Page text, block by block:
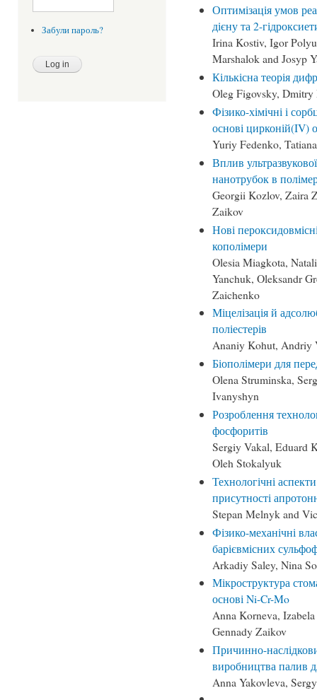
Забули пароль?
Оптимізація умов
дієну та 2-
Irina Kostiv, Igor
Marshalok and Josyp
Кількісна теорія
Oleg Figovsky,
Фізико-хімічні і
основі цирконій(IV)
Yuriy Fedenko,
Вплив
нанотрубок в
Georgii Kozlov, Zaira
Zaikov
Нові
кополімери
Olesia Miagkota,
Yanchuk, Oleksandr
Zaichenko
Міцелізація й
поліестерів
Ananiy Kohut, Andriy
Біополімери для
Olena Struminska,
Ivanyshyn
Розроблення
фосфоритів
Sergiy Vakal, Eduard
Oleh Stokalyuk
Технологічні
присутності
Stepan Melnyk and
Фізико-механічні
барієвмісних
Arkadiy Saley, Nina
Мікроструктура
основі Ni-Cr-Mo
Anna Korneva,
Gennady Zaikov
Причинно-
виробництва палив
Anna Yakovleva,